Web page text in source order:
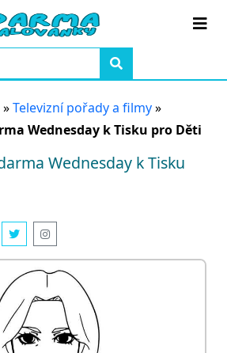
»Televizní pořady a filmy»
Wednesday k Tisku pro Děti
Wednesday k Tisku